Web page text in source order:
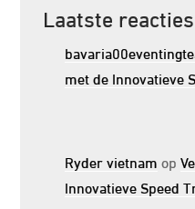
Laatste reacties
met de Innovatieve
Ryder vietnam op
Innovatieve Speed